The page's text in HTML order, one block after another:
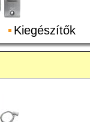
Kiegészítők